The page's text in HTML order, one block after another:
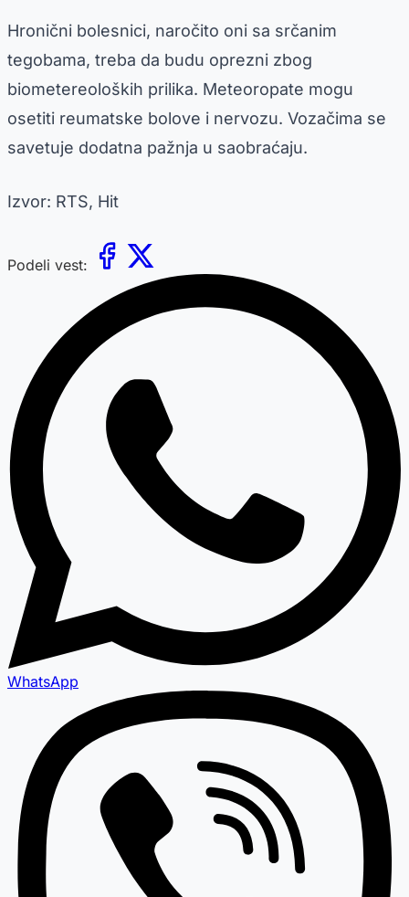
Hronični bolesnici, naročito oni sa srčanim
tegobama, treba da budu oprezni zbog
biometereoloških prilika. Meteoropate mogu
osetiti reumatske bolove i nervozu. Vozačima se
savetuje dodatna pažnja u saobraćaju.
Izvor: RTS, Hit
Podeli vest:
WhatsApp